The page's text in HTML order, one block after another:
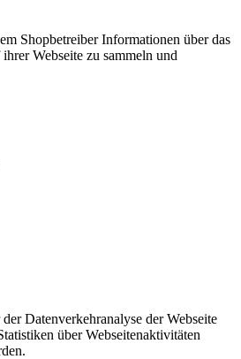
Shopbetreiber Informationen über das
Webseite zu sammeln und
Datenverkehranalyse der Webseite
über Webseitenaktivitäten